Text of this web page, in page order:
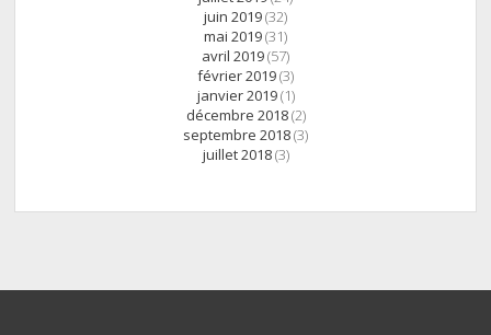
juin 2019(32)
mai 2019(31)
avril 2019(57)
février 2019(3)
janvier 2019(1)
décembre 2018(2)
septembre 2018(3)
juillet 2018(3)